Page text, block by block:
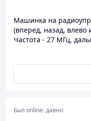
Машинка на
(вперед, назад, влево
Частота - 27
Цвет: Оранжевый
Тип эл-тов питания:
Вес в упаковке: 355 г
Был online:давно